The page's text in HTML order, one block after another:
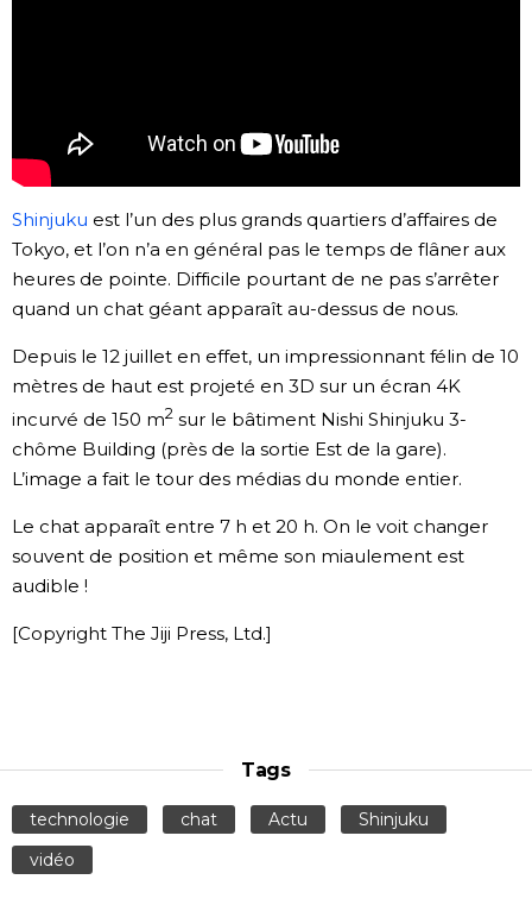
Chroniques
Images
Vidéos
Tokyo
Shinjuku est l’un des plus grands quartiers d’affaires de
Tokyo, et l’on n’a en général pas le temps de flâner aux
heures de pointe. Difficile pourtant de ne pas s’arrêter
quand un chat géant apparaît au-dessus de nous.
Depuis le 12 juillet en effet, un impressionnant félin de 10
mètres de haut est projeté en 3D sur un écran 4K
incurvé de 150 m2sur le bâtiment Nishi Shinjuku 3-
chôme Building (près de la sortie Est de la gare).
L’image a fait le tour des médias du monde entier.
Le chat apparaît entre 7 h et 20 h. On le voit changer
souvent de position et même son miaulement est
audible !
[Copyright The Jiji Press, Ltd.]
Tags
technologie chat Actu
Shinjuku
vidéo